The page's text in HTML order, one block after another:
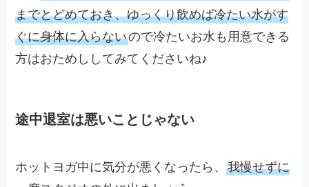
までとどめておき、ゆっくり飲めば冷たい水がす
ぐに身体に入らないので冷たいお水も用意できる
方はおためししてみてくださいね♪
途中退室は悪いことじゃない
ホットヨガ中に気分が悪くなったら、我慢せずに